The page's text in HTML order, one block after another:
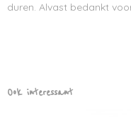
duren. Alvast bedankt
Ook interessant